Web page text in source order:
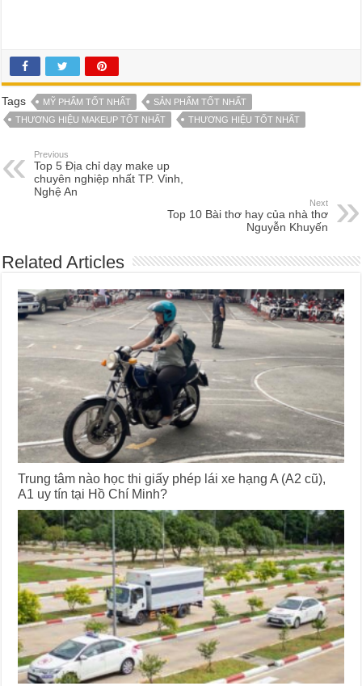
Tags MỸ PHẨM TỐT NHẤT
SẢN PHẨM TỐT NHẤT
THƯƠNG HIỆU MAKEUP TỐT NHẤT
THƯƠNG HIỆU TỐT NHẤT
Previous
Top 5 Địa chỉ dạy make up
chuyên nghiệp nhất TP. Vinh,
Nghệ An
Next
Top 10 Bài thơ hay của nhà thơ
Nguyễn Khuyến
Related Articles
Trung tâm nào học thi giấy phép lái xe hạng A (A2 cũ),
A1 uy tín tại Hồ Chí Minh?